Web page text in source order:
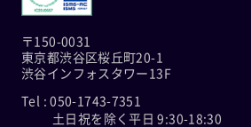
〒150-0031
東京都渋谷区桜丘町20-1
渋谷インフォスタワー13F
Tel : 050-1743-7351
土日祝を除く平日 9:30-18:30